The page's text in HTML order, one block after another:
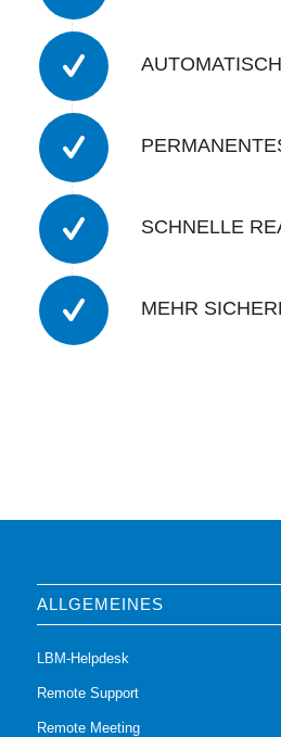
SCHNELLE
MEHR
ALLGEMEINES
LBM-Helpdesk
Remote Support
Remote Meeting